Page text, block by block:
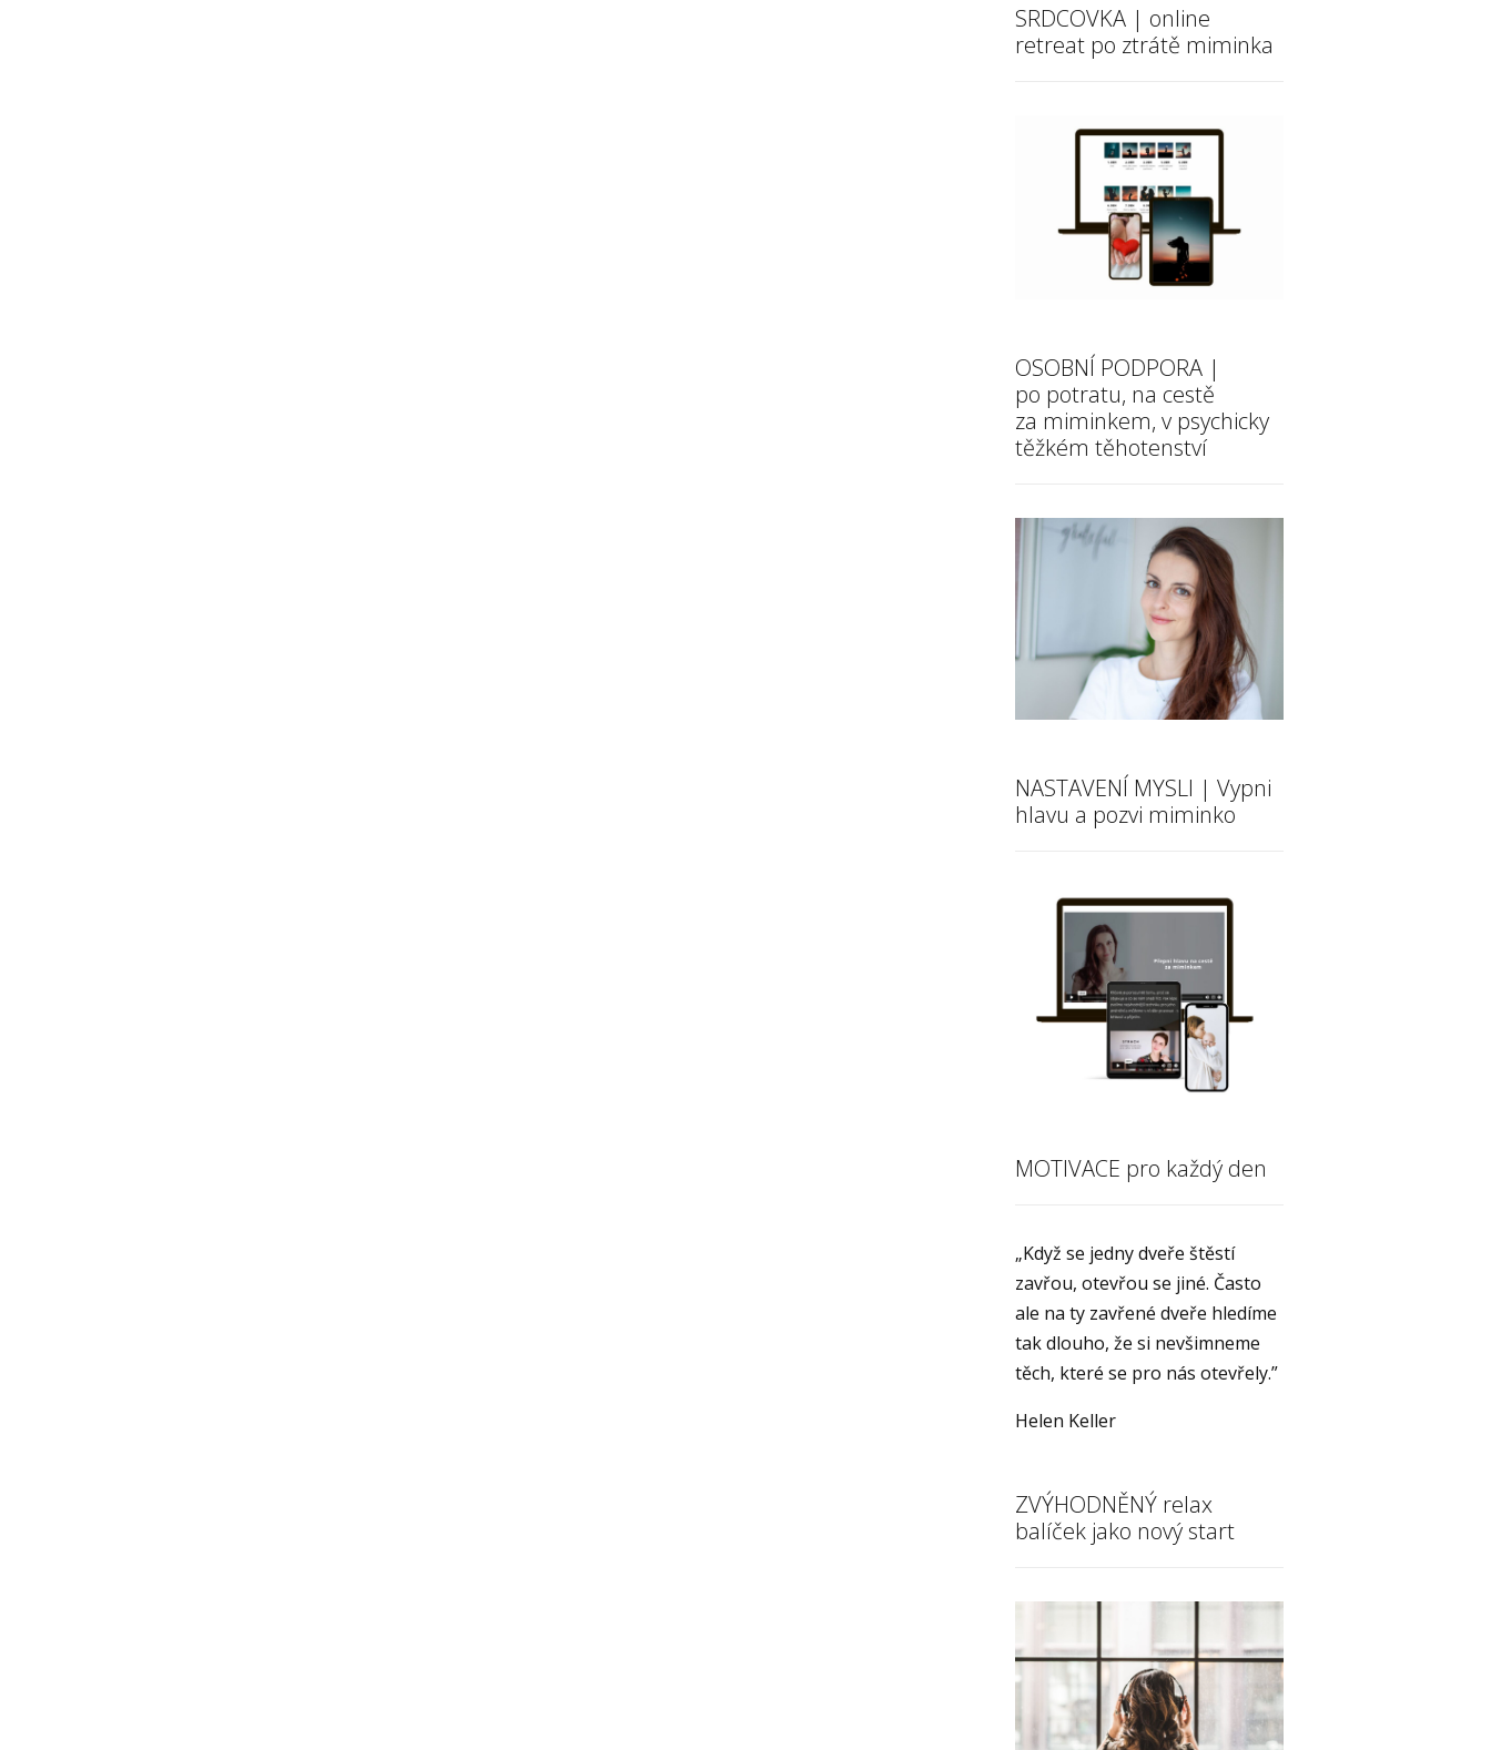
SRDCOVKA | online
retreat po ztrátě miminka
OSOBNÍ PODPORA |
po potratu, na cestě
za miminkem, v psychicky
těžkém těhotenství
NASTAVENÍ MYSLI | Vypni
hlavu a pozvi miminko
MOTIVACE pro každý den
„Když se jedny dveře štěstí
zavřou, otevřou se jiné. Často
ale na ty zavřené dveře hledíme
tak dlouho, že si nevšimneme
těch, které se pro nás otevřely.”
Helen Keller
ZVÝHODNĚNÝ relax
balíček jako nový start